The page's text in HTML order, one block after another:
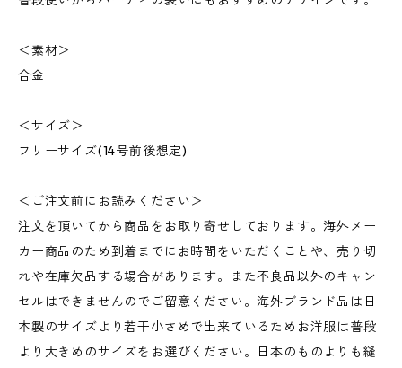
＜素材＞
合金
＜サイズ＞
フリーサイズ(14号前後想定)
＜ご注文前にお読みください＞
注文を頂いてから商品をお取り寄せしております。海外メー
カー商品のため到着までにお時間をいただくことや、売り切
れや在庫欠品する場合があります。また不良品以外のキャン
セルはできませんのでご留意ください。海外ブランド品は日
本製のサイズより若干小さめで出来ているためお洋服は普段
より大きめのサイズをお選びください。日本のものよりも縫